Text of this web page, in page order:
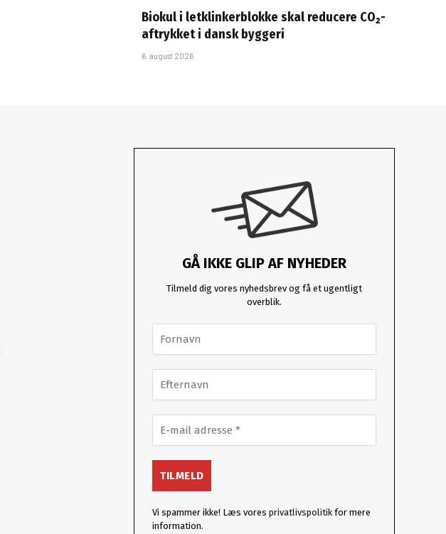
Biokul i letklinkerblokke skal reducere CO₂-
aftrykket i dansk byggeri
6. august 2026
GÅ IKKE GLIP AF NYHEDER
Tilmeld dig vores nyhedsbrev og få et ugentligt
overblik.
Vi spammer ikke! Læs voresprivatlivspolitik for mere
information.